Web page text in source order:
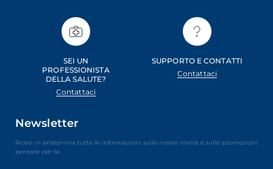
SEI UN
PROFESSIONISTA
DELLA SALUTE?
Contattaci
SUPPORTO E CONTATTI
Contattaci
Newsletter
Ricevi in anteprima tutte le informazioni sulle nostre novità e sulle promozioni
pensate per te